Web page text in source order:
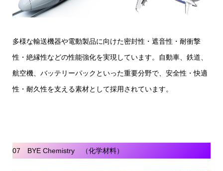
多様な輸送機器や電動製品に向けた密封性・遮音性・耐衝撃
性・絶縁性などの性能強化を実現しています。自動車、鉄道、
航空機、バッテリーパックといった重要分野で、安全性・快適
性・耐久性を支える素材として採用されています。
07 BYE Chemistry （化学材料）